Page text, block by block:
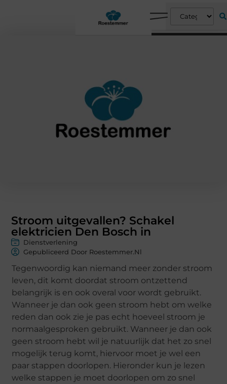
Stroom uitgevallen? Schakel
elektricien Den Bosch in
Dienstverlening
Gepubliceerd Door Roestemmer.nl
Tegenwoordig kan niemand meer zonder stroom
leven, dit komt doordat stroom ontzettend
belangrijk is en ook overal voor wordt gebruikt.
Wanneer je dan ook geen stroom hebt om welke
reden dan ook zie je pas echt hoeveel stroom je
normaalgesproken gebruikt. Wanneer je dan ook
geen stroom hebt wil je natuurlijk dat het zo snel
mogelijk terug komt, hiervoor moet je wel een
paar stappen doorlopen. Hieronder kun je lezen
welke stappen je moet doorlopen om zo snel